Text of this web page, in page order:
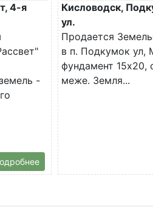
4-я
-
Кисловодск,
ул.
Продается
в п. Подкумок ул,
фундамент 15х20,
меже. Земля...